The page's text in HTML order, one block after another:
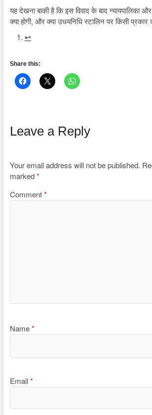
यह देखना बाकी है कि इस विवाद के बाद न्यायपालिका
क्या होगी, और क्या उधयनिधि स्टालिन पर किसी प्रकार
↩︎
Share this:
Leave a Reply
Your email address will not be published.
marked*
Comment*
Name*
Email*